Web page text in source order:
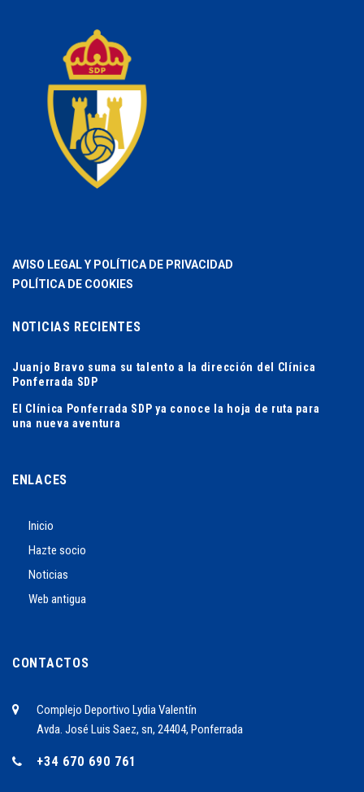
AVISO LEGAL Y POLÍTICA DE PRIVACIDAD
POLÍTICA DE COOKIES
NOTICIAS RECIENTES
Juanjo Bravo suma su talento a la dirección del Clínica
Ponferrada SDP
El Clínica Ponferrada SDP ya conoce la hoja de ruta para
una nueva aventura
ENLACES
Inicio
Hazte socio
Noticias
Web antigua
CONTACTOS
Complejo Deportivo Lydia Valentín
Avda. José Luis Saez, sn, 24404, Ponferrada
+34 670 690 761